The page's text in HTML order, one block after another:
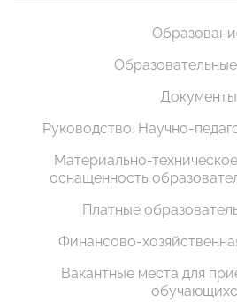
Документы
Руководство. Научно-
Материально-
оснащенность
Платные
Финансово-
Вакантные места для